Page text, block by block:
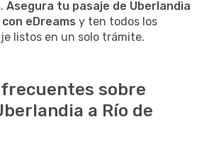
Asegura tu pasaje de Uberlandia
eDreams y ten todos los
listos en un solo trámite.
sobre
a Río de